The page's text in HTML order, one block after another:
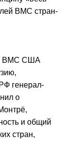
ВМС стран-
ВМС США
генерал-
о
и общий
стран,